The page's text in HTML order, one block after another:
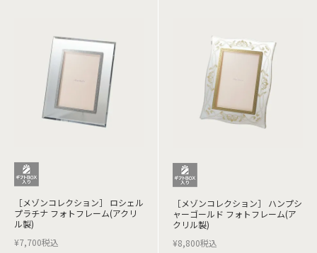
［メゾンコレクション］ ロシェル
プラチナ フォトフレーム(アクリ
ル製)
¥7,700税込
［メゾンコレクション］ ハンプシ
ャーゴールド フォトフレーム(ア
クリル製)
¥8,800税込